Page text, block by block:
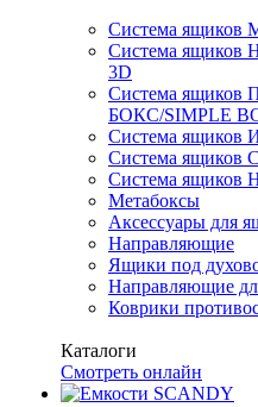
Система
Система
3D
Система
БОКС/SIMPLE
Система
Система ящиков
Система ящиков
Метабоксы
Аксессуары для
Направляющие
Ящики под
Направляющие
Коврики
Каталоги
Смотреть онлайн